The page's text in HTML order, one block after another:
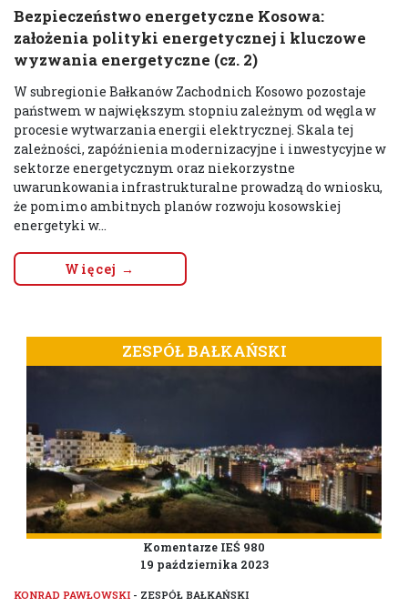
Bezpieczeństwo energetyczne Kosowa:
założenia polityki energetycznej i kluczowe
wyzwania energetyczne (cz. 2)
W subregionie Bałkanów Zachodnich Kosowo pozostaje
państwem w największym stopniu zależnym od węgla w
procesie wytwarzania energii elektrycznej. Skala tej
zależności, zapóźnienia modernizacyjne i inwestycyjne w
sektorze energetycznym oraz niekorzystne
uwarunkowania infrastrukturalne prowadzą do wniosku,
że pomimo ambitnych planów rozwoju kosowskiej
energetyki w...
Więcej →
ZESPÓŁ BAŁKAŃSKI
Komentarze IEŚ 980
19 października 2023
KONRAD PAWŁOWSKI - ZESPÓŁ BAŁKAŃSKI